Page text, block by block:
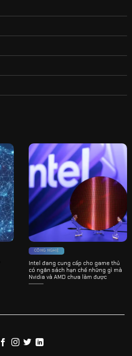
CÔNG NGHỆ
Intel đang cung cấp cho game thủ
có ngân sách hạn chế những gì mà
Nvidia và AMD chưa làm được